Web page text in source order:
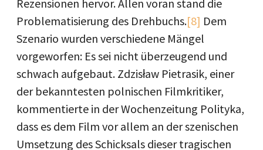
Rezensionen hervor. Allen voran stand die
Problematisierung des Drehbuchs.[8] Dem
Szenario wurden verschiedene Mängel
vorgeworfen: Es sei nicht überzeugend und
schwach aufgebaut. Zdzisław Pietrasik, einer
der bekanntesten polnischen Filmkritiker,
kommentierte in der Wochenzeitung Polityka,
dass es dem Film vor allem an der szenischen
Umsetzung des Schicksals dieser tragischen